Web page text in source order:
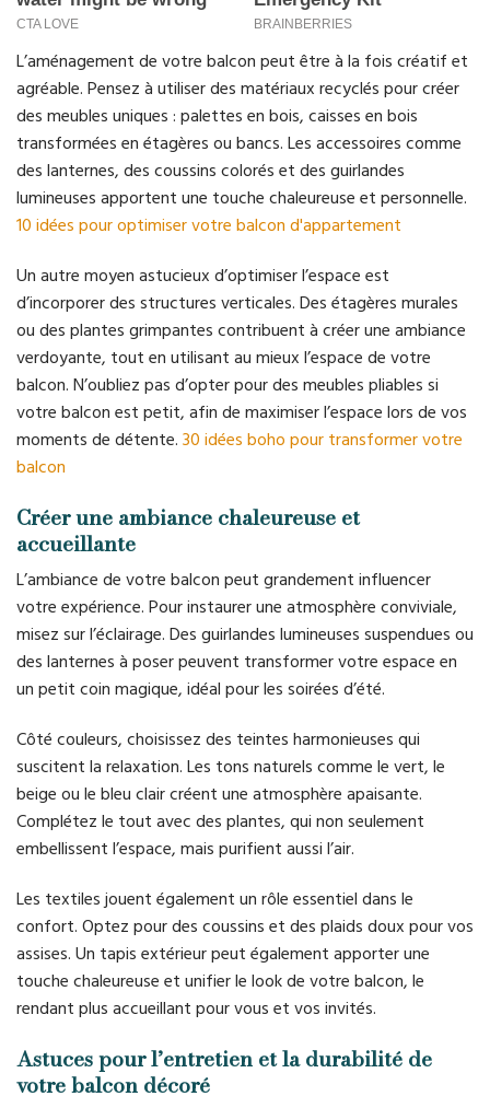
L’aménagement de votre balcon peut être à la fois créatif et
agréable. Pensez à utiliser des matériaux recyclés pour créer
des meubles uniques : palettes en bois, caisses en bois
transformées en étagères ou bancs. Les accessoires comme
des lanternes, des coussins colorés et des guirlandes
lumineuses apportent une touche chaleureuse et personnelle.
10 idées pour optimiser votre balcon d'appartement
Un autre moyen astucieux d’optimiser l’espace est
d’incorporer des structures verticales. Des étagères murales
ou des plantes grimpantes contribuent à créer une ambiance
verdoyante, tout en utilisant au mieux l’espace de votre
balcon. N’oubliez pas d’opter pour des meubles pliables si
votre balcon est petit, afin de maximiser l’espace lors de vos
moments de détente. 30 idées boho pour transformer votre
balcon
Créer une ambiance chaleureuse et
accueillante
L’ambiance de votre balcon peut grandement influencer
votre expérience. Pour instaurer une atmosphère conviviale,
misez sur l’éclairage. Des guirlandes lumineuses suspendues ou
des lanternes à poser peuvent transformer votre espace en
un petit coin magique, idéal pour les soirées d’été.
Côté couleurs, choisissez des teintes harmonieuses qui
suscitent la relaxation. Les tons naturels comme le vert, le
beige ou le bleu clair créent une atmosphère apaisante.
Complétez le tout avec des plantes, qui non seulement
embellissent l’espace, mais purifient aussi l’air.
Les textiles jouent également un rôle essentiel dans le
confort. Optez pour des coussins et des plaids doux pour vos
assises. Un tapis extérieur peut également apporter une
touche chaleureuse et unifier le look de votre balcon, le
rendant plus accueillant pour vous et vos invités.
Astuces pour l’entretien et la durabilité de
votre balcon décoré